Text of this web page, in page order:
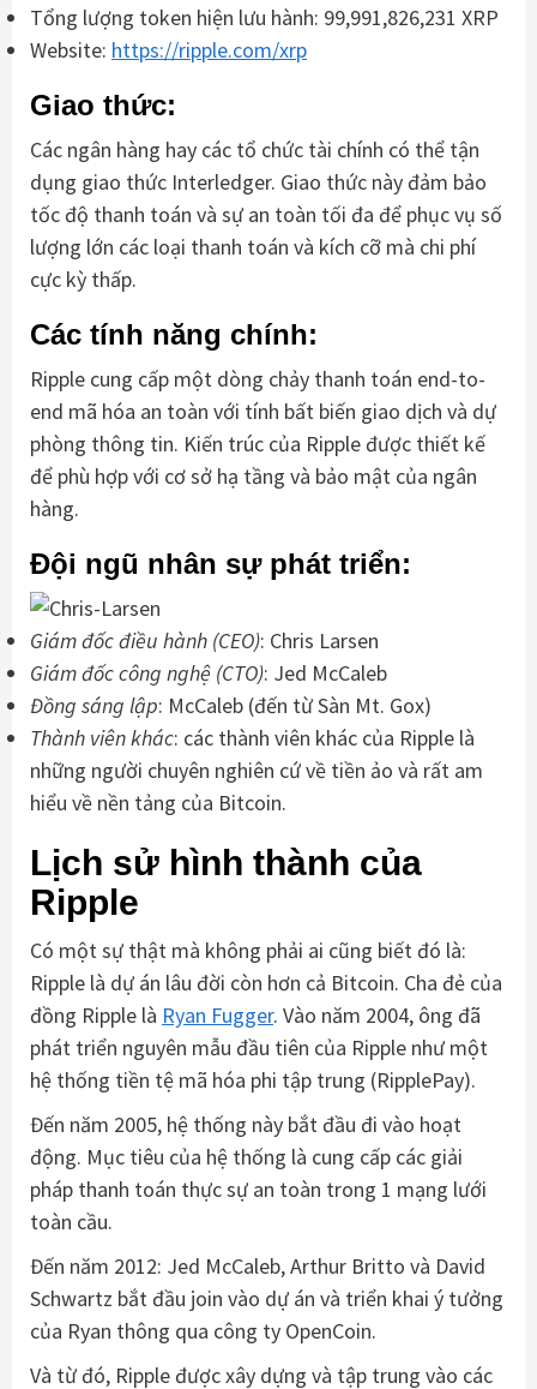
Tổng lượng token hiện lưu hành: 99,991,826,231 XRP
Website: https://ripple.com/xrp
Giao thức:
Các ngân hàng hay các tổ chức tài chính có thể tận
dụng giao thức Interledger. Giao thức này đảm bảo
tốc độ thanh toán và sự an toàn tối đa để phục vụ số
lượng lớn các loại thanh toán và kích cỡ mà chi phí
cực kỳ thấp.
Các tính năng chính:
Ripple cung cấp một dòng chảy thanh toán end-to-
end mã hóa an toàn với tính bất biến giao dịch và dự
phòng thông tin. Kiến trúc của Ripple được thiết kế
để phù hợp với cơ sở hạ tầng và bảo mật của ngân
hàng.
Đội ngũ nhân sự phát triển:
Giám đốc điều hành (CEO): Chris Larsen
Giám đốc công nghệ (CTO): Jed McCaleb
Đồng sáng lập: McCaleb (đến từ Sàn Mt. Gox)
Thành viên khác: các thành viên khác của Ripple là
những người chuyên nghiên cứ về tiền ảo và rất am
hiểu về nền tảng của Bitcoin.
Lịch sử hình thành của
Ripple
Có một sự thật mà không phải ai cũng biết đó là:
Ripple là dự án lâu đời còn hơn cả Bitcoin. Cha đẻ của
đồng Ripple là Ryan Fugger. Vào năm 2004, ông đã
phát triển nguyên mẫu đầu tiên của Ripple như một
hệ thống tiền tệ mã hóa phi tập trung (RipplePay).
Đến năm 2005, hệ thống này bắt đầu đi vào hoạt
động. Mục tiêu của hệ thống là cung cấp các giải
pháp thanh toán thực sự an toàn trong 1 mạng lưới
toàn cầu.
Đến năm 2012: Jed McCaleb, Arthur Britto và David
Schwartz bắt đầu join vào dự án và triển khai ý tưởng
của Ryan thông qua công ty OpenCoin.
Và từ đó, Ripple được xây dựng và tập trung vào các